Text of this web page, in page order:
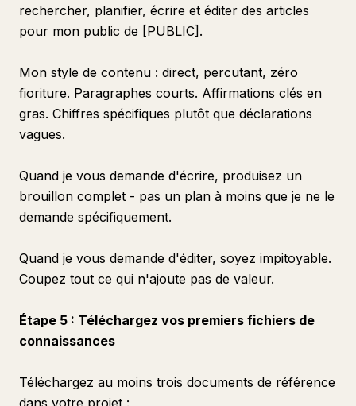
rechercher, planifier, écrire et éditer des articles
pour mon public de [PUBLIC].
Mon style de contenu : direct, percutant, zéro
fioriture. Paragraphes courts. Affirmations clés en
gras. Chiffres spécifiques plutôt que déclarations
vagues.
Quand je vous demande d'écrire, produisez un
brouillon complet - pas un plan à moins que je ne le
demande spécifiquement.
Quand je vous demande d'éditer, soyez impitoyable.
Coupez tout ce qui n'ajoute pas de valeur.
Étape 5 : Téléchargez vos premiers fichiers de
connaissances
Téléchargez au moins trois documents de référence
dans votre projet :